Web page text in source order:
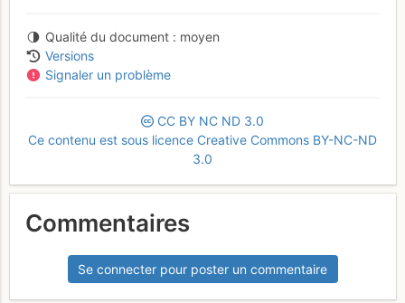
Qualité du document
moyen
Versions
Signaler un problème
CC BY NC ND 3.0
Ce contenu est sous licence Creative Commons BY-NC-ND
3.0
Commentaires
Se connecter pour poster un commentaire